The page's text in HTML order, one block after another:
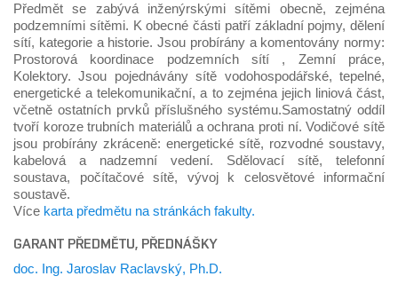
Předmět se zabývá inženýrskými sítěmi obecně, zejména
podzemními sítěmi. K obecné části patří základní pojmy, dělení
sítí, kategorie a historie. Jsou probírány a komentovány normy:
Prostorová koordinace podzemních sítí , Zemní práce,
Kolektory. Jsou pojednávány sítě vodohospodářské, tepelné,
energetické a telekomunikační, a to zejména jejich liniová část,
včetně ostatních prvků příslušného systému.Samostatný oddíl
tvoří koroze trubních materiálů a ochrana proti ní. Vodičové sítě
jsou probírány zkráceně: energetické sítě, rozvodné soustavy,
kabelová a nadzemní vedení. Sdělovací sítě, telefonní
soustava, počítačové sítě, vývoj k celosvětové informační
soustavě.
Více karta předmětu na stránkách fakulty.
GARANT PŘEDMĚTU, PŘEDNÁŠKY
doc. Ing. Jaroslav Raclavský, Ph.D.